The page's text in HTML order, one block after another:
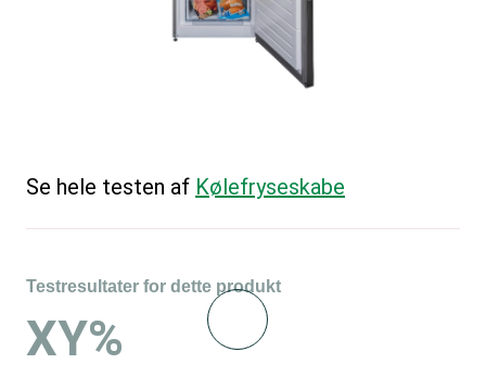
Se hele testen af Kølefryseskabe
Testresultater for dette produkt
XY%